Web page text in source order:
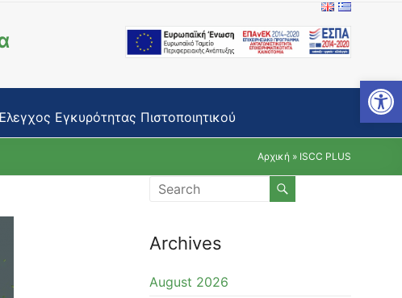
Open toolbar
Εγκυρότητας Πιστοποιητικού
Αρχική » ISCC PLUS
Archives
August 2026